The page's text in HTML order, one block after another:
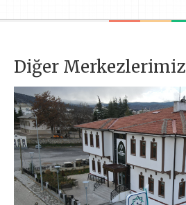
Diğer Merkezlerimiz